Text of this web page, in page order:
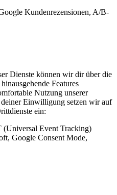
Kundenrezensionen, A/B-
Dienste können wir dir über die
Features
Nutzung unserer
Einwilligung setzen wir auf
ein:
(Universal Event Tracking)
Google Consent Mode,